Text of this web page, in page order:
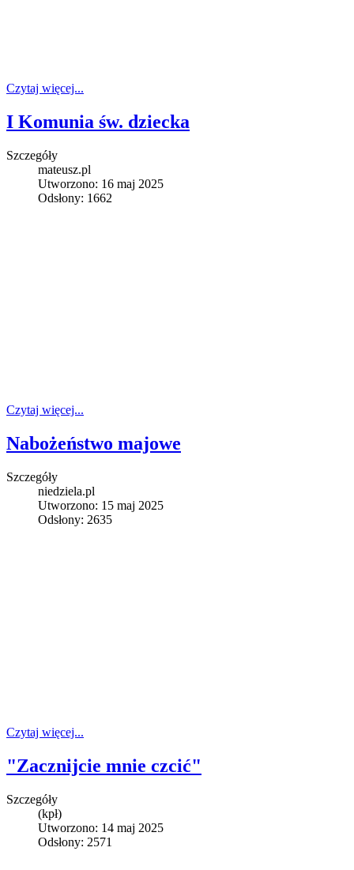
Czytaj więcej...
I Komunia św. dziecka
Szczegóły
mateusz.pl
Utworzono: 16 maj 2025
Odsłony: 1662
Czytaj więcej...
Nabożeństwo majowe
Szczegóły
niedziela.pl
Utworzono: 15 maj 2025
Odsłony: 2635
Czytaj więcej...
"Zacznijcie mnie czcić"
Szczegóły
(kpł)
Utworzono: 14 maj 2025
Odsłony: 2571